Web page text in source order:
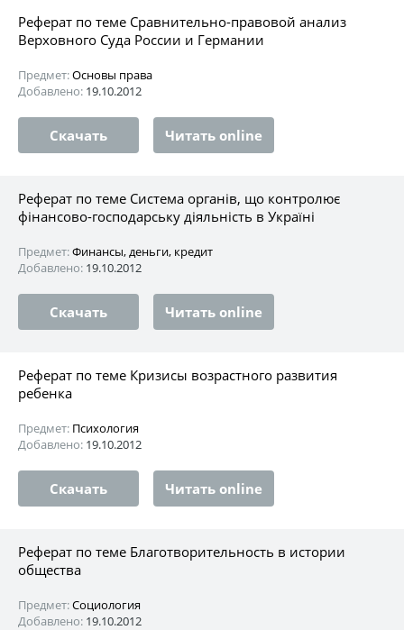
Реферат по теме Сравнительно-правовой анализ
Верховного Суда России и Германии
Предмет:Основы права
Добавлено: 19.10.2012
Скачать Читать online
Реферат по теме Система органів, що контролює
фінансово-господарську діяльність в Україні
Предмет:Финансы, деньги, кредит
Добавлено: 19.10.2012
Скачать Читать online
Реферат по теме Кризисы возрастного развития
ребенка
Предмет: Психология
Добавлено: 19.10.2012
Скачать Читать online
Реферат по теме Благотворительность в истории
общества
Предмет:Социология
Добавлено: 19.10.2012